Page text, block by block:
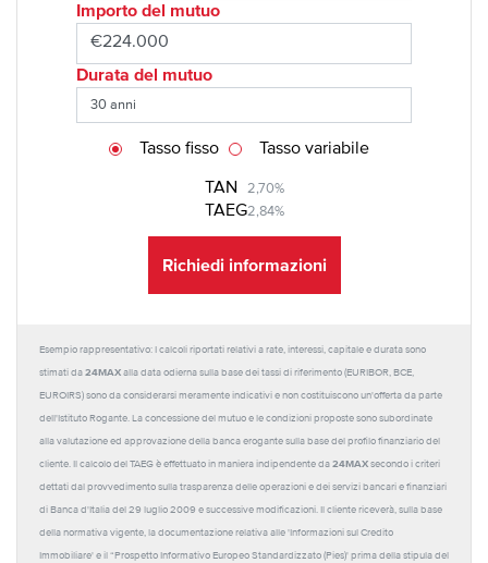
Importo del mutuo
Durata del mutuo
TAN 2,70%
TAEG2,84%
Tasso fisso Tasso variabile
Richiedi informazioni
Esempio rappresentativo: I calcoli riportati relativi a rate, interessi, capitale e durata sono
stimati da 24MAX alla data odierna sulla base dei tassi di riferimento (EURIBOR, BCE,
EUROIRS) sono da considerarsi meramente indicativi e non costituiscono un'offerta da parte
dell'Istituto Rogante. La concessione del mutuo e le condizioni proposte sono subordinate
alla valutazione ed approvazione della banca erogante sulla base del profilo finanziario del
cliente. Il calcolo del TAEG è effettuato in maniera indipendente da 24MAX secondo i criteri
dettati dal provvedimento sulla trasparenza delle operazioni e dei servizi bancari e finanziari
di Banca d'Italia del 29 luglio 2009 e successive modificazioni. Il cliente riceverà, sulla base
della normativa vigente, la documentazione relativa alle 'Informazioni sul Credito
Immobiliare' e il “Prospetto Informativo Europeo Standardizzato (Pies)' prima della stipula del